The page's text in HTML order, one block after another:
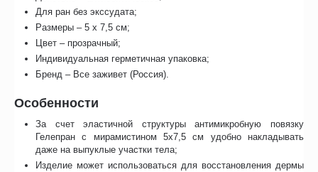
Для ран без экссудата;
Размеры – 5 x 7,5 см;
Цвет – прозрачный;
Индивидуальная герметичная упаковка;
Бренд – Все заживет (Россия).
Особенности
За счет эластичной структуры антимикробную повязку
Гелепран с мирамистином 5х7,5 см удобно накладывать
даже на выпуклые участки тела;
Изделие может использоваться для восстановления дермы